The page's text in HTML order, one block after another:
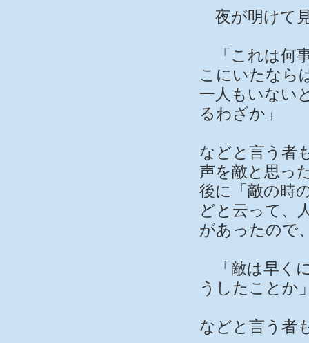
夜が明けて
「これは何
こにいたなら
一人もいない
るわざか」
などと言う者
声を敵と思っ
後に「敵の時
どと云って、
があったので
「敵は早く
うしたことか
などと言う者